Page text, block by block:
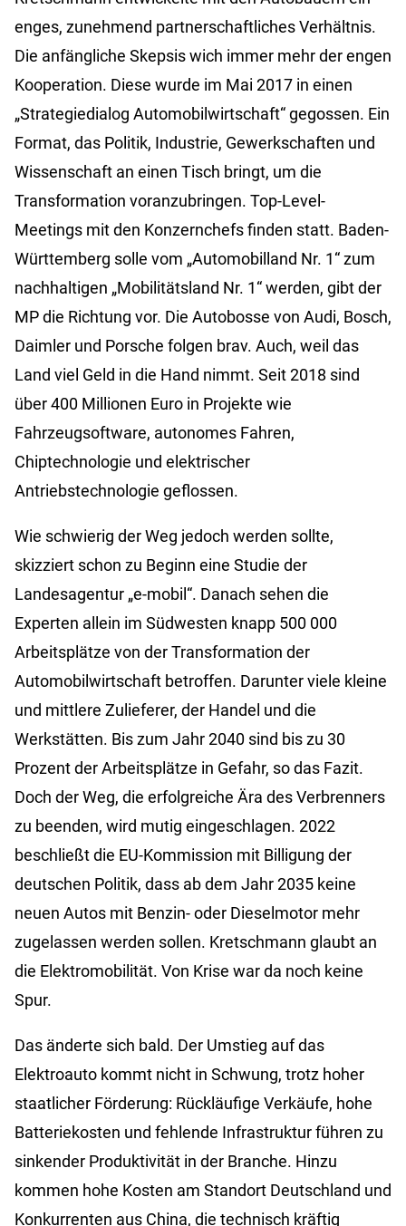
enges, zunehmend partnerschaftliches Verhältnis.
Die anfängliche Skepsis wich immer mehr der engen
Kooperation. Diese wurde im Mai 2017 in einen
„Strategiedialog Automobilwirtschaft“ gegossen. Ein
Format, das Politik, Industrie, Gewerkschaften und
Wissenschaft an einen Tisch bringt, um die
Transformation voranzubringen. Top-Level-
Meetings mit den Konzernchefs finden statt. Baden-
Württemberg solle vom „Automobilland Nr. 1“ zum
nachhaltigen „Mobilitätsland Nr. 1“ werden, gibt der
MP die Richtung vor. Die Autobosse von Audi, Bosch,
Daimler und Porsche folgen brav. Auch, weil das
Land viel Geld in die Hand nimmt. Seit 2018 sind
über 400 Millionen Euro in Projekte wie
Fahrzeugsoftware, autonomes Fahren,
Chiptechnologie und elektrischer
Antriebstechnologie geflossen.
Wie schwierig der Weg jedoch werden sollte,
skizziert schon zu Beginn eine Studie der
Landesagentur „e-mobil“. Danach sehen die
Experten allein im Südwesten knapp 500 000
Arbeitsplätze von der Transformation der
Automobilwirtschaft betroffen. Darunter viele kleine
und mittlere Zulieferer, der Handel und die
Werkstätten. Bis zum Jahr 2040 sind bis zu 30
Prozent der Arbeitsplätze in Gefahr, so das Fazit.
Doch der Weg, die erfolgreiche Ära des Verbrenners
zu beenden, wird mutig eingeschlagen. 2022
beschließt die EU-Kommission mit Billigung der
deutschen Politik, dass ab dem Jahr 2035 keine
neuen Autos mit Benzin- oder Dieselmotor mehr
zugelassen werden sollen. Kretschmann glaubt an
die Elektromobilität. Von Krise war da noch keine
Spur.
Das änderte sich bald. Der Umstieg auf das
Elektroauto kommt nicht in Schwung, trotz hoher
staatlicher Förderung: Rückläufige Verkäufe, hohe
Batteriekosten und fehlende Infrastruktur führen zu
sinkender Produktivität in der Branche. Hinzu
kommen hohe Kosten am Standort Deutschland und
Konkurrenten aus China, die technisch kräftig